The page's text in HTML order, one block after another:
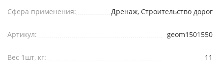
Сфера применения: Дренаж, Строительство дорог
Артикул: geom1501550
Вес 1шт, кг: 11